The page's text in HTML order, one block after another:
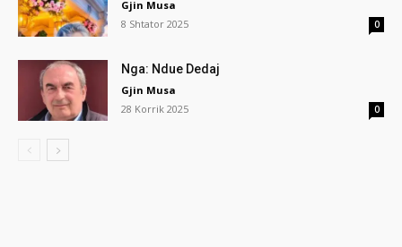
Gjin Musa
8 Shtator 2025
0
Nga: Ndue Dedaj
Gjin Musa
28 Korrik 2025
0